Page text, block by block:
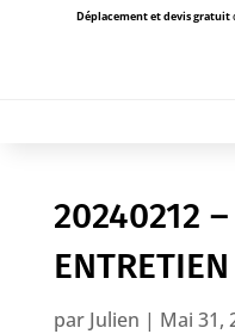
Déplacement et devis gratuit
20240212
ENTRETIEN
par Julien | Mai 31,